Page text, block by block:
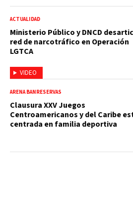
VIDEO
ACTUALIDAD
Ministerio Público y DNCD
red de narcotráfico en Operación
LGTCA
ARENA BANRESERVAS
Clausura XXV Juegos
Centroamericanos y del Caribe
centrada en familia deportiva